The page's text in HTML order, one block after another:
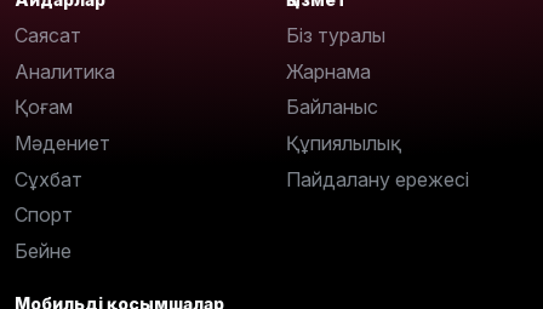
Саясат
Аналитика
Қоғам
Мәдениет
Сұхбат
Спорт
Бейне
Біз туралы
Жарнама
Байланыс
Құпиялылық
Пайдалану ережесі
Мобильді қосымшалар